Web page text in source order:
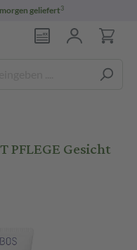
morgen geliefert3
PFLEGE Gesicht